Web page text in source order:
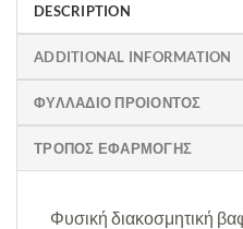
DESCRIPTION
ADDITIONAL INFORMATION
ΦΥΛΛΑΔΙΟ ΠΡΟΙΟΝΤΟΣ
ΤΡΟΠΟΣ ΕΦΑΡΜΟΓΗΣ
Φυσική διακοσμητική